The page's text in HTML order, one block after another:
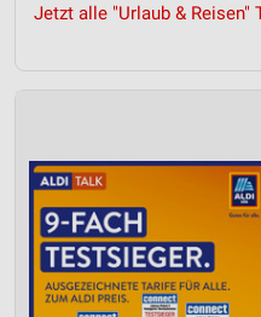
Jetzt alle "Urlaub & Reisen"